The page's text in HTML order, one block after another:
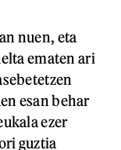
nuen, eta
ematen ari
esan behar
ezer
guztia